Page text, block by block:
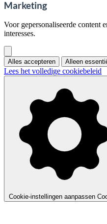
Marketing
Voor gepersonaliseerde content
interesses.
Alles accepteren Alleen
Lees het volledige cookiebeleid
Cookie-instellingen aanpassen